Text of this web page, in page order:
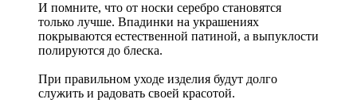
И помните, что от носки серебро становятся
только лучше. Впадинки на украшениях
покрываются естественной патиной, а выпуклости
полируются до блеска.
При правильном уходе изделия будут долго
служить и радовать своей красотой.